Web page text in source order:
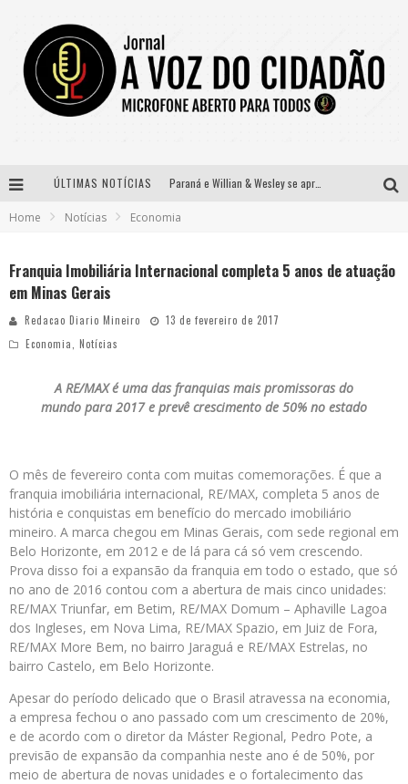
ÚLTIMAS NOTÍCIAS Paraná e Willian & Wesley se apresentam no Carretão Trevo Contagem nesta sexta-feira
Home Notícias Economia
Franquia Imobiliária Internacional completa 5 anos de atuação
em Minas Gerais
Redacao Diario Mineiro
13 de fevereiro de 2017
Economia
Notícias
A RE/MAX é uma das franquias mais promissoras do
mundo para 2017 e prevê crescimento de 50% no estado
O mês de fevereiro conta com muitas comemorações. É que a
franquia imobiliária internacional, RE/MAX, completa 5 anos de
história e conquistas em benefício do mercado imobiliário
mineiro. A marca chegou em Minas Gerais, com sede regional em
Belo Horizonte, em 2012 e de lá para cá só vem crescendo.
Prova disso foi a expansão da franquia em todo o estado, que só
no ano de 2016 contou com a abertura de mais cinco unidades:
RE/MAX Triunfar, em Betim, RE/MAX Domum – Aphaville Lagoa
dos Ingleses, em Nova Lima, RE/MAX Spazio, em Juiz de Fora,
RE/MAX More Bem, no bairro Jaraguá e RE/MAX Estrelas, no
bairro Castelo, em Belo Horizonte.
Apesar do período delicado que o Brasil atravessa na economia,
a empresa fechou o ano passado com um crescimento de 20%,
e de acordo com o diretor da Máster Regional, Pedro Pote, a
previsão de expansão da companhia neste ano é de 50%, por
meio de abertura de novas unidades e o fortalecimento das